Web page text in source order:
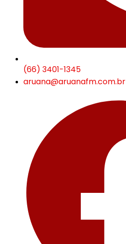
(66) 3401-1345
aruana@aruanafm.com.br